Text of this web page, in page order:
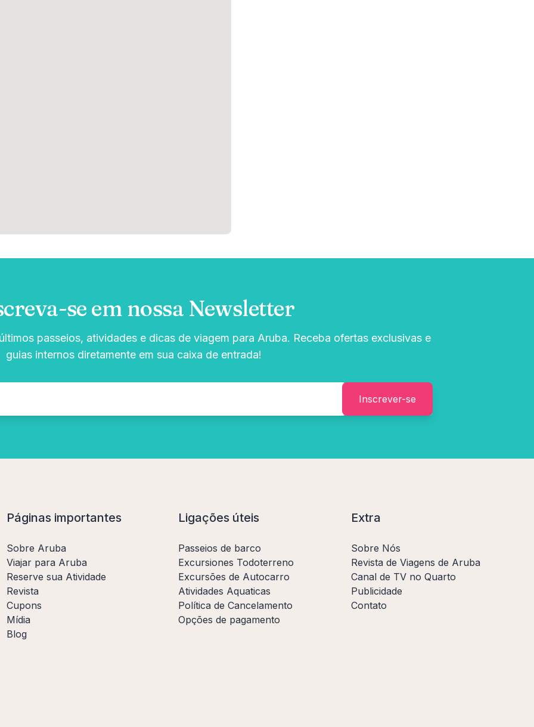
se em nossa Newsletter
passeios, atividades e dicas de viagem para Aruba. Receba ofertas exclusivas e
guias internos diretamente em sua caixa de entrada!
Inscrever-se
Páginas importantes
Sobre Aruba
Viajar para Aruba
Reserve sua Atividade
Revista
Cupons
Mídia
Blog
Ligações úteis
Passeios de barco
Excursiones Todoterreno
Excursões de Autocarro
Atividades Aquaticas
Política de Cancelamento
Opções de pagamento
Extra
Sobre Nós
Revista de Viagens de Aruba
Canal de TV no Quarto
Publicidade
Contato